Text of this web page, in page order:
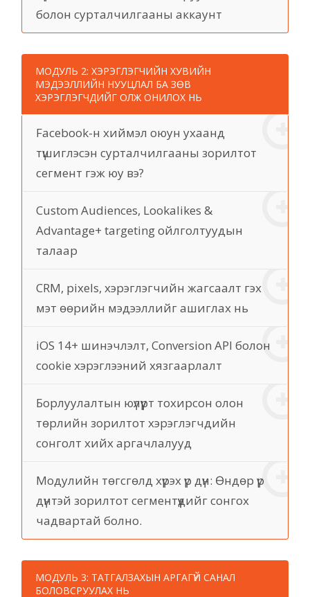
болон сурталчилгааны аккаунт
МОДУЛЬ 2: ХЭРЭГЛЭГЧИЙН ХУВИЙН
МЭДЭЭЛЛИЙН НУУЦЛАЛ БА ЗӨВ
ХЭРЭГЛЭГЧДИЙГ ОЛЖ ОНИЛОХ НЬ
Facebook-н хиймэл оюун ухаанд
түшиглэсэн сурталчилгааны зорилтот
сегмент гэж юу вэ?
Custom Audiences, Lookalikes &
Advantage+ targeting ойлголтуудын
талаар
CRM, pixels, хэрэглэгчийн жагсаалт гэх
мэт өөрийн мэдээллийг ашиглах нь
iOS 14+ шинэчлэлт, Conversion API болон
cookie хэрэглээний хязгаарлалт
Борлуулалтын юүлүүрт тохирсон олон
төрлийн зорилтот хэрэглэгчдийн
сонголт хийх аргачлалууд
Модулийн төгсгөлд хүрэх үр дүн: Өндөр үр
дүнтэй зорилтот сегментүүдийг сонгох
чадвартай болно.
МОДУЛЬ 3: ТАТГАЛЗАХЫН АРГАГҮЙ САНАЛ
БОЛОВСРУУЛАХ НЬ